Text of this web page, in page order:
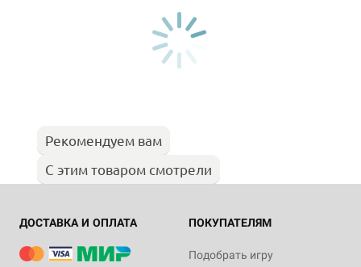
Рекомендуем вам
С этим товаром смотрели
ДОСТАВКА И ОПЛАТА ПОКУПАТЕЛЯМ
Подобрать игру